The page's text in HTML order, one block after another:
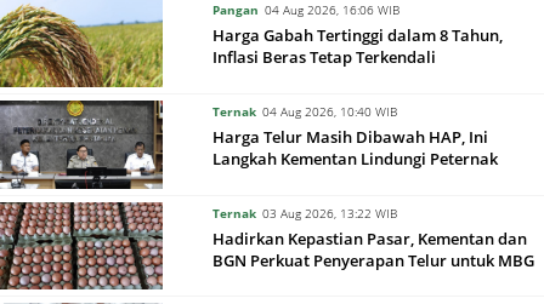
Pangan 04 Aug 2026, 16:06 WIB
Harga Gabah Tertinggi dalam 8 Tahun,
Inflasi Beras Tetap Terkendali
Ternak 04 Aug 2026, 10:40 WIB
Harga Telur Masih Dibawah HAP, Ini
Langkah Kementan Lindungi Peternak
Ternak 03 Aug 2026, 13:22 WIB
Hadirkan Kepastian Pasar, Kementan dan
BGN Perkuat Penyerapan Telur untuk MBG